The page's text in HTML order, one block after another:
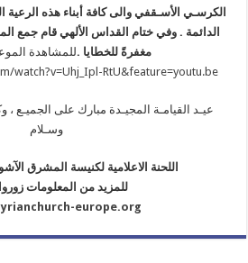
الكرسـي الأسـقفي والى كافة أبناء هذه الرعية
الدائمة . وفي ختام القداس الألهي قام جمع
مغفرةً للخطايا .للمشاهدة
watch?v=Uhj_Ipl-RtU&feature=youtu.be
عيـد القيامـة المجيـدة مبارك على الجميـع ،
وسـلام
اللحنة الاعلامية لكنيسة المشرق
للمزيد من المعلومات
europe.org